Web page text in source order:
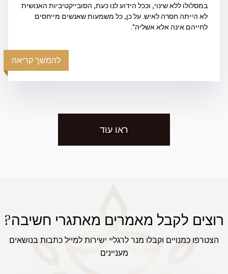
במסלולו ללא שינוי, וככל הידוע לנו כעת, הסובייקטיביות האנושית
לא הייתה חסרה לאיש. על כן, כל משמעות שאנשים מייחסים
לחייהם אינה אלא אשליה".
להמשך קריאה
ראו עוד
רוצים לקבל מאמרים מאתגרי חשיבה?
הצטרפו כמנויים וקבלו מנר לרגליי ישירות למייל כתבות בנושאים
מעניינים